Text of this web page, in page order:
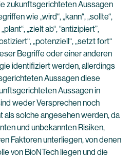
zukunftsgerichteten Aussagen
wie „wird“, „kann“, „sollte“,
„zielt ab“, “antizipiert”,
„potenziell“, „setzt fort“
Begriffe oder einer anderen
identifiziert werden, allerdings
Aussagen diese
Aussagen in
weder Versprechen noch
als solche angesehen werden, da
und unbekannten Risiken,
Faktoren unterliegen, von denen
von BioNTech liegen und die